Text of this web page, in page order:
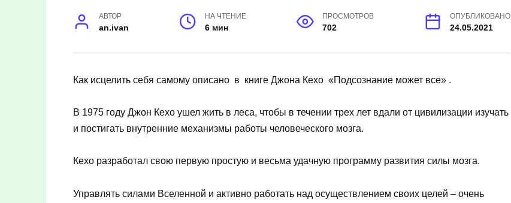
АВТОР
an.ivan
НА ЧТЕНИЕ
6 мин
ПРОСМОТРОВ
702
ОПУБЛИКОВАНО
24.05.2021
Как исцелить себя самому описано в книге Джона Кехо «Подсознание может все» .
В 1975 году Джон Кехо ушел жить в леса, чтобы в течении трех лет вдали от цивилизации изучать
и постигать внутренние механизмы работы человеческого мозга.
Кехо разработал свою первую простую и весьма удачную программу развития силы мозга.
Управлять силами Вселенной и активно работать над осуществлением своих целей – очень